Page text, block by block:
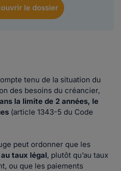
le dossier
tenu de la situation du
des besoins du créancier,
la limite de 2 années, le
(article 1343-5 du Code
peut ordonner que les
taux légal, plutôt qu’au taux
ou que les paiements